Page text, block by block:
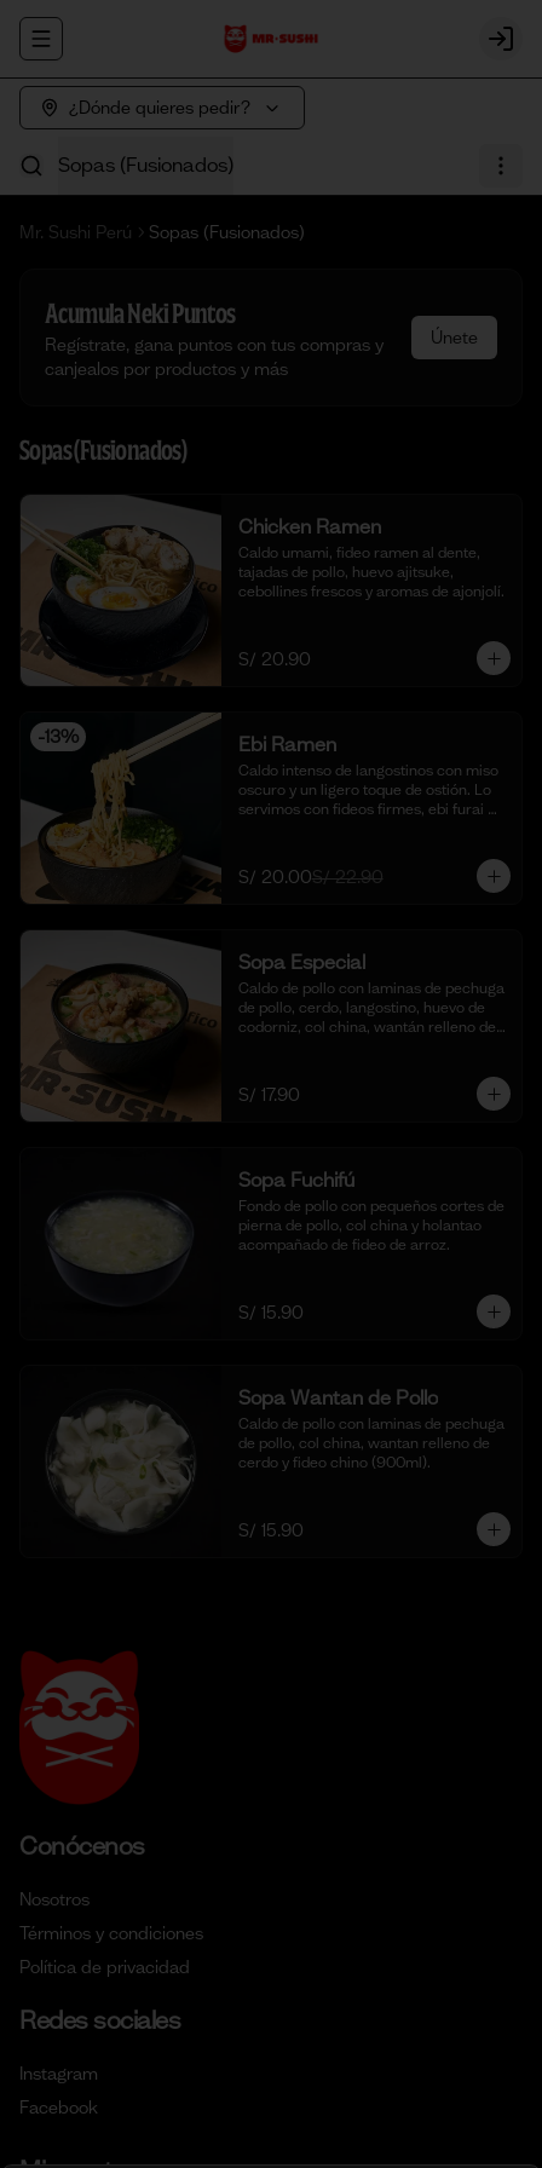
Abrir menu de navegación Login
¿Dónde quieres pedir?
Sopas (Fusionados)
Mr. Sushi Perú Sopas (Fusionados)
AcumulaNeki Puntos
Regístrate, gana puntos con tus compras y
canjealos por productos y más
Únete
Sopas (Fusionados)
Chicken Ramen
Caldo umami, fideo ramen al dente,
tajadas de pollo, huevo ajitsuke,
cebollines frescos y aromas de ajonjolí.
S/ 20.90
-13% Ebi Ramen
Caldo intenso de langostinos con miso
oscuro y un ligero toque de ostión. Lo
servimos con fideos firmes, ebi furai
ajonjolí.
S/ 20.00S/ 22.90
Sopa Especial
Caldo de pollo con laminas de pechuga
de pollo, cerdo, langostino, huevo de
codorniz, col china, wantán relleno de
S/ 17.90
Sopa Fuchifú
Fondo de pollo con pequeños cortes de
pierna de pollo, col china y holantao
acompañado de fideo de arroz.
S/ 15.90
Sopa Wantan de Pollo
Caldo de pollo con laminas de pechuga
de pollo, col china, wantan relleno de
cerdo y fideo chino (900ml).
S/ 15.90
Conócenos
Nosotros
Términos y condiciones
Política de privacidad
Redes sociales
Instagram
Facebook